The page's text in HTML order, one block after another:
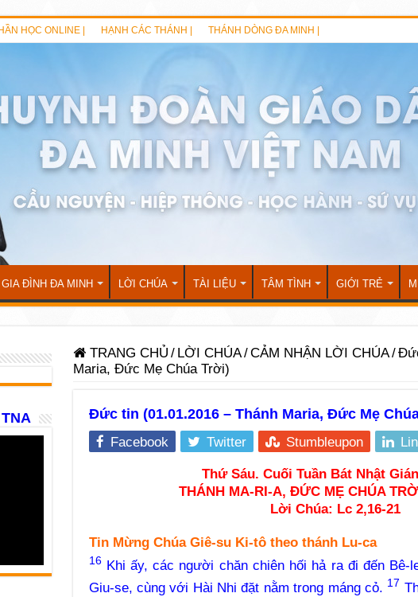
HỌC ONLINE | HẠNH CÁC THÁNH | THÁNH DÒNG ĐA MINH |
GIA ĐÌNH ĐA MINH LỜI CHÚA TÀI LIỆU TÂM TÌNH GIỚI TRẺ
TRANG CHỦ / LỜI CHÚA/CẢM NHẬN LỜI CHÚA/
Maria, Đức Mẹ Chúa Trời)
Đức tin (01.01.2016 – Thánh Maria, Đức Mẹ
Facebook Twitter Stumbleupon
Thứ Sáu. Cuối Tuần Bát Nhật
THÁNH MA-RI-A, ĐỨC MẸ CHÚA
Lời Chúa: Lc 2,16-21
Tin Mừng Chúa Giê-su Ki-tô theo thánh Lu-ca
16Khi ấy, các người chăn chiên hối hả ra đi đến Bê-
Giu-se, cùng với Hài Nhi đặt nằm trong máng cỏ. 17